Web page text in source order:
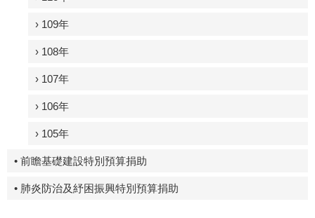
› 109年
› 108年
› 107年
› 106年
› 105年
• 前瞻基礎建設特別預算捐助
• 肺炎防治及紓困振興特別預算捐助